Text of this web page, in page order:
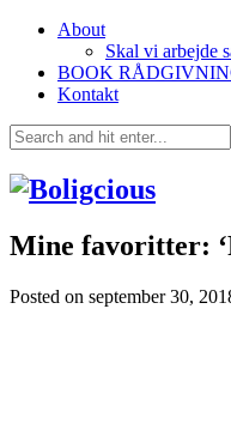
About
Skal vi arbejde
BOOK
Kontakt
Mine favoritter:
Posted on september 30,